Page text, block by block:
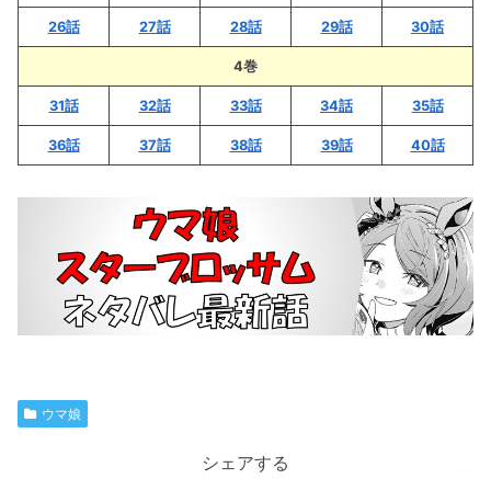
26話 27話 28話 29話 30話
4巻
31話 32話 33話 34話 35話
36話 37話 38話 39話 40話
ウマ娘
シェアする